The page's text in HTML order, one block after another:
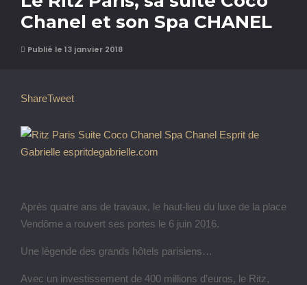
Chanel et son Spa CHANEL
Publié le 13 janvier 2018
ShareTweet
Après quatre ans de travaux, le haut-lieu du luxe de la place
Vendôme a rouvert ses portes le 6 juin 2016.
Une légende des grands hôtels parisiens…
Avec un investissement de 400 millions d’euros, le Ritz,